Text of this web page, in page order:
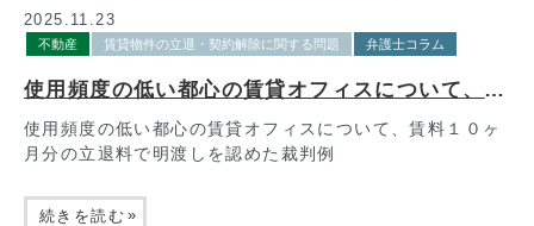
2025.11.23
賃貸物件の立退・契約解除に関する問題 弁護士コラム
不動産
使用頻度の低い都心の賃貸オフィスについて、賃料１０ヶ月分の立退料で明渡しを認めた裁判例
使用頻度の低い都心の賃貸オフィスについて、賃料１０ヶ
月分の立退料で明渡しを認めた裁判例
続きを読む »